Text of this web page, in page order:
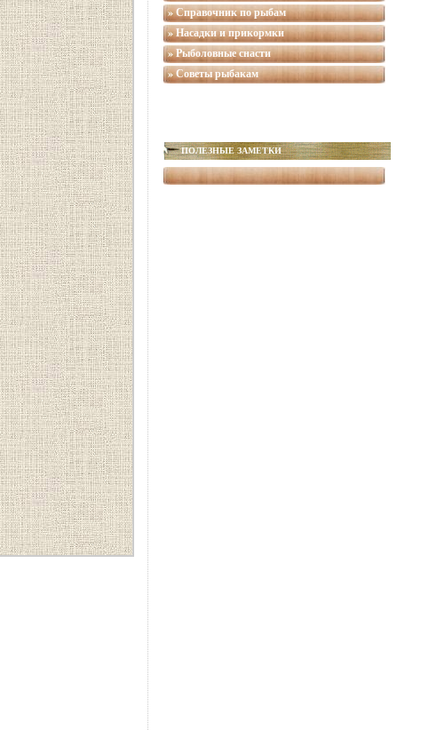
» Справочник по рыбам
» Насадки и прикормки
» Рыболовные снасти
» Советы рыбакам
ПОЛЕЗНЫЕ ЗАМЕТКИ